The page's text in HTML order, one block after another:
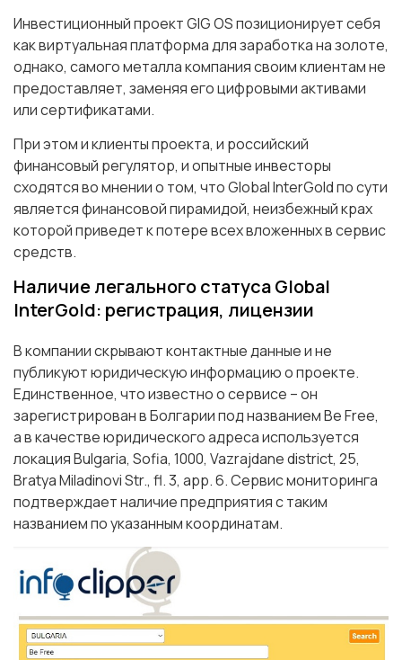
Инвестиционный проект GIG OS позиционирует себя
как виртуальная платформа для заработка на золоте,
однако, самого металла компания своим клиентам не
предоставляет, заменяя его цифровыми активами
или сертификатами.
При этом и клиенты проекта, и российский
финансовый регулятор, и опытные инвесторы
сходятся во мнении о том, что Global InterGold по сути
является финансовой пирамидой, неизбежный крах
которой приведет к потере всех вложенных в сервис
средств.
Наличие легального статуса Global
InterGold: регистрация, лицензии
В компании скрывают контактные данные и не
публикуют юридическую информацию о проекте.
Единственное, что известно о сервисе – он
зарегистрирован в Болгарии под названием Be Free,
а в качестве юридического адреса используется
локация Bulgaria, Sofia, 1000, Vazrajdane district, 25,
Bratya Miladinovi Str., fl. 3, app. 6. Сервис мониторинга
подтверждает наличие предприятия с таким
названием по указанным координатам.